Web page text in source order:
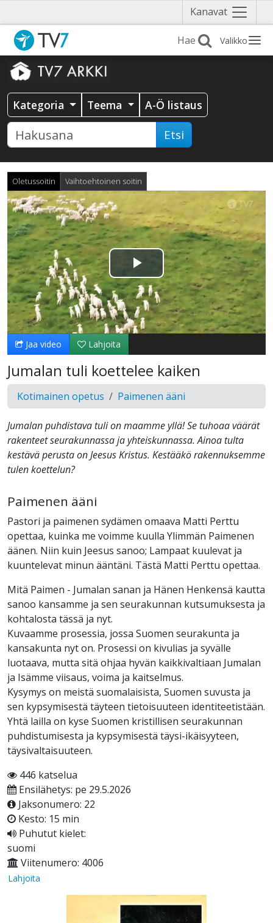
Kanavat Näytä
valikko
Valikko
Kategoria Teema A-Ö listaus
Etsi
Oletussoitin Vaihtoehtoinen soitin
Toista
Video
Jaa video Lahjoita
Jumalan tuli koettelee kaiken
Kotimainen opetus Paimenen ääni
Jumalan puhdistava tuli on maamme yllä! Se tuhoaa väärät
rakenteet seurakunnassa ja yhteiskunnassa. Ainoa tulta
kestävä perusta on Jeesus Kristus. Kestääkö rakennuksemme
tulen koettelun?
Paimenen ääni
Pastori ja paimenen sydämen omaava Matti Perttu
opettaa, kuinka me voimme kuulla Ylimmän Paimenen
äänen. Niin kuin Jeesus sanoo; Lampaat kuulevat ja
kuuntelevat minun ääntäni. Tästä Matti Perttu opettaa.
Mitä Paimen - Jumalan sanan ja Hänen Henkensä kautta
sanoo kansamme ja sen seurakunnan kutsumuksesta ja
kohtalosta tässä ja nyt.
Kuvaamme prosessia, jossa Suomen seurakunta ja
kansakunta nyt on. Prosessi on kivulias ja syvälle
luotaava, mutta sitä ohjaa hyvän kaikkivaltiaan Jumalan
ja Isämme viisaus, voima ja kaitselmus.
Kysymys on meistä suomalaisista, Suomen suvusta ja
sen kypsymisestä täyteen tietoisuuteen identiteetistään.
Yhtä lailla on kyse Suomen kristillisen seurakunnan
puhdistumisesta ja kypsymisestä täysi-ikäisyyteen,
täysivaltaisuuteen.
446 katselua
Ensilähetys: pe 29.5.2026
Jaksonumero: 22
Kesto: 15 min
Puhutut kielet:
suomi
Viitenumero: 4006
Lahjoita